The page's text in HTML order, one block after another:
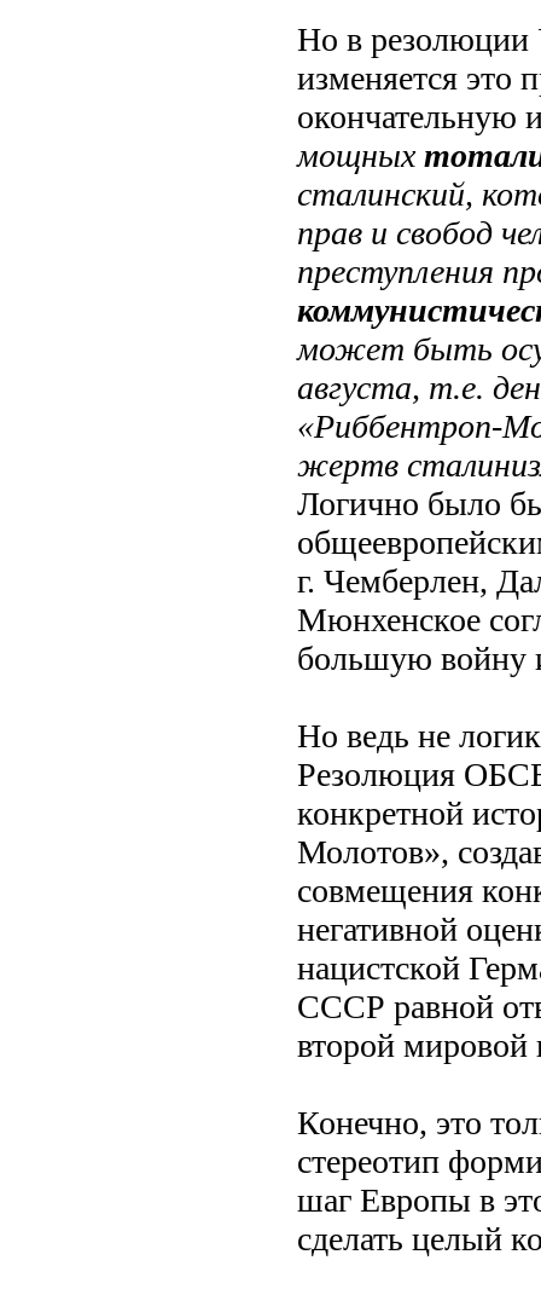
Но в резолюции
изменяется это
окончательную
мощных
сталинский,
прав и свобод
преступления
может быть
августа, т.е.
«Риббентроп-
жертв
Логично было
г. Чемберлен,
Мюнхенское
большую войну
Но ведь не
Резолюция
конкретной
Молотов»,
совмещения
негативной
нацистской
СССР равной
второй мировой
Конечно, это
стереотип
шаг Европы в
сделать целый